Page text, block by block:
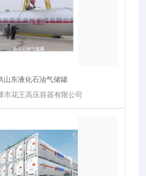
山东液化石油气储罐
市花王高压容器有限公司